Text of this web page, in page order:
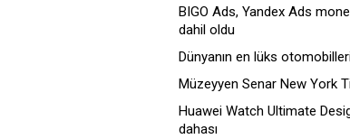
BIGO Ads, Yandex Ads
dahil oldu
Dünyanın en lüks
Müzeyyen Senar New York
Huawei Watch Ultimate
dahası